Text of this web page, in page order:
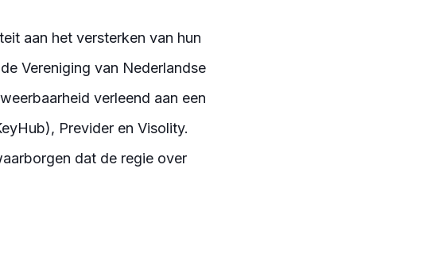
aan het versterken van hun
Vereniging van Nederlandse
verleend aan een
Previder en Visolity.
dat de regie over